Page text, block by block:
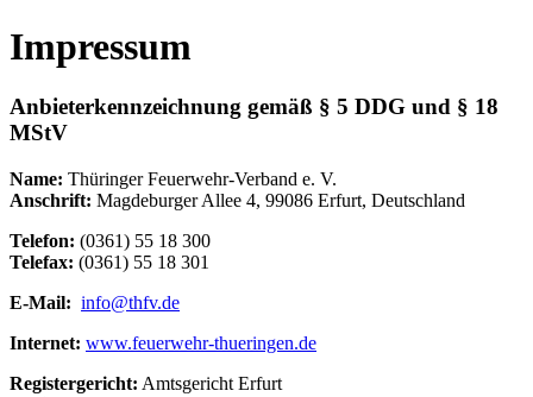
Impressum
Anbieterkennzeichnung gemäß § 5 DDG und § 18
MStV
Name: Thüringer Feuerwehr-Verband e. V.
Anschrift: Magdeburger Allee 4, 99086 Erfurt, Deutschland
Telefon: (0361) 55 18 300
Telefax: (0361) 55 18 301
E-Mail: info@thfv.de
Internet: www.feuerwehr-thueringen.de
Registergericht: Amtsgericht Erfurt